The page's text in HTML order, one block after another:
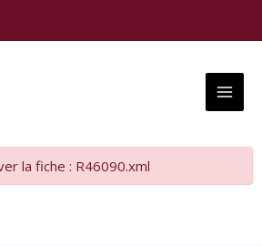
Menu
la fiche : R46090.xml